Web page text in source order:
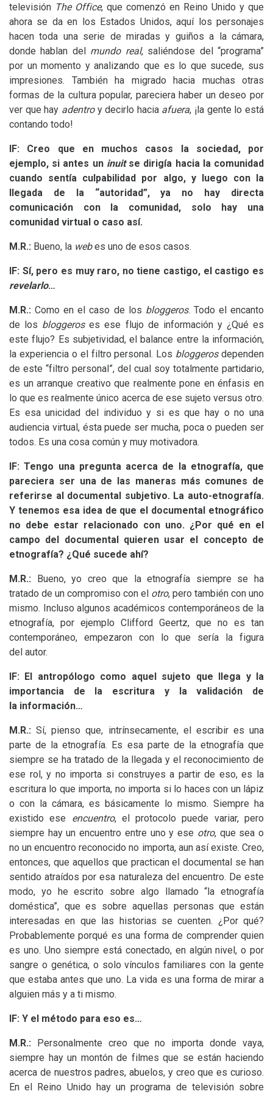
televisión The Office, que comenzó en Reino Unido y que
ahora se da en los Estados Unidos, aquí los personajes
hacen toda una serie de miradas y guiños a la cámara,
donde hablan del mundo real, saliéndose del “programa”
por un momento y analizando que es lo que sucede, sus
impresiones. También ha migrado hacia muchas otras
formas de la cultura popular, pareciera haber un deseo por
ver que hay adentroy decirlo hacia afuera, ¡la gente lo está
contando todo!
lF: Creo que en muchos casos la sociedad, por
ejemplo, si antes un inuitse dirigía hacia la comunidad
cuando sentía culpabilidad por algo, y luego con la
llegada de la “autoridad”, ya no hay directa
comunicación con la comunidad, solo hay una
comunidad virtual o caso así.
M.R.: Bueno, la webes uno de esos casos.
lF: Sí, pero es muy raro, no tiene castigo, el castigo es
revelarlo…
M.R.:Como en el caso de los bloggeros. Todo el encanto
de los bloggeroses ese flujo de información y ¿Qué es
este flujo? Es subjetividad, el balance entre la información,
la experiencia o el filtro personal. Los bloggerosdependen
de este “filtro personal”, del cual soy totalmente partidario,
es un arranque creativo que realmente pone en énfasis en
lo que es realmente único acerca de ese sujeto versus otro.
Es esa unicidad del individuo y si es que hay o no una
audiencia virtual, ésta puede ser mucha, poca o pueden ser
todos. Es una cosa común y muy motivadora.
lF:Tengo una pregunta acerca de la etnografía, que
pareciera ser una de las maneras más comunes de
referirse al documental subjetivo. La auto-etnografía.
Y tenemos esa idea de que el documental etnográfico
no debe estar relacionado con uno. ¿Por qué en el
campo del documental quieren usar el concepto de
etnografía? ¿Qué sucede ahí?
M.R.: Bueno, yo creo que la etnografía siempre se ha
tratado de un compromiso con el otro, pero también con uno
mismo. Incluso algunos académicos contemporáneos de la
etnografía, por ejemplo Clifford Geertz, que no es tan
contemporáneo, empezaron con lo que sería la figura
del autor.
lF: El antropólogo como aquel sujeto que llega y la
importancia de la escritura y la validación de
la información…
M.R.:Sí, pienso que, intrínsecamente, el escribir es una
parte de la etnografía. Es esa parte de la etnografía que
siempre se ha tratado de la llegada y el reconocimiento de
ese rol, y no importa si construyes a partir de eso, es la
escritura lo que importa, no importa si lo haces con un lápiz
o con la cámara, es básicamente lo mismo. Siempre ha
existido ese encuentro, el protocolo puede variar, pero
siempre hay un encuentro entre uno y ese otro, que sea o
no un encuentro reconocido no importa, aun así existe. Creo,
entonces, que aquellos que practican el documental se han
sentido atraídos por esa naturaleza del encuentro. De este
modo, yo he escrito sobre algo llamado “la etnografía
doméstica”, que es sobre aquellas personas que están
interesadas en que las historias se cuenten. ¿Por qué?
Probablemente porqué es una forma de comprender quien
es uno. Uno siempre está conectado, en algún nivel, o por
sangre o genética, o solo vínculos familiares con la gente
que estaba antes que uno. La vida es una forma de mirar a
alguien más y a ti mismo.
lF: Y el método para eso es…
M.R.: Personalmente creo que no importa donde vaya,
siempre hay un montón de filmes que se están haciendo
acerca de nuestros padres, abuelos, y creo que es curioso.
En el Reino Unido hay un programa de televisión sobre